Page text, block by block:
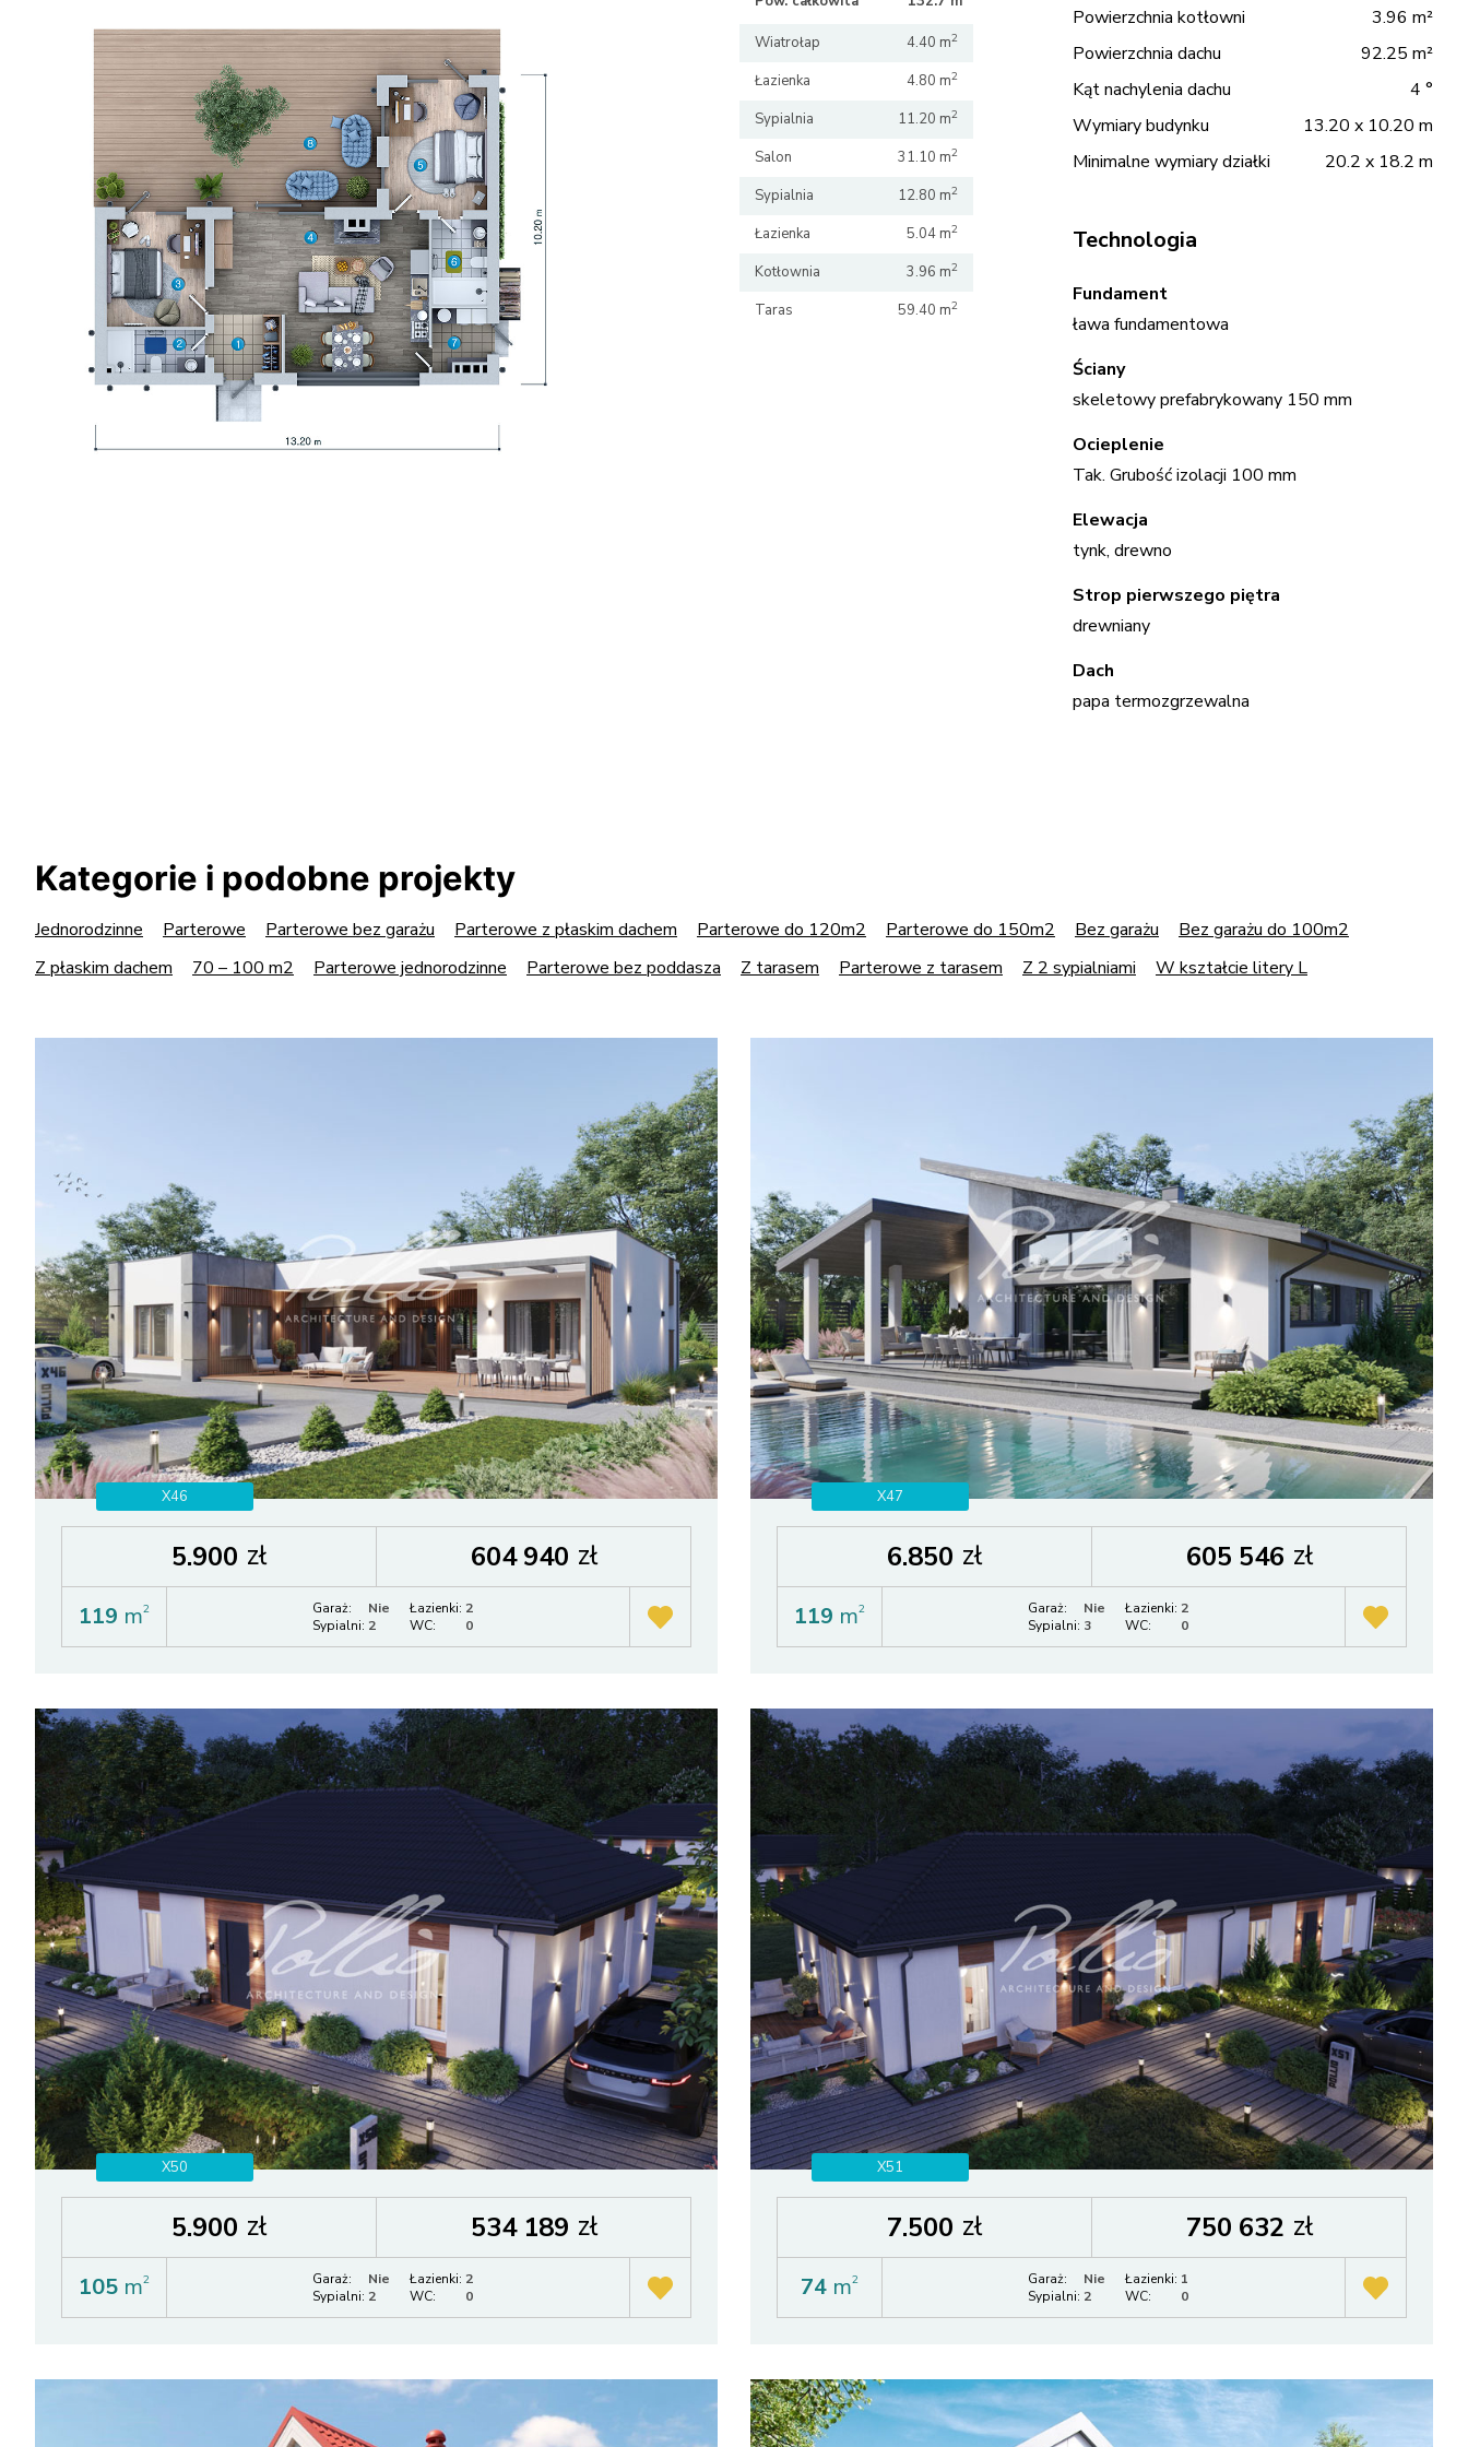
Powierzchnia kotłowni
3.96 m²
Powierzchnia dachu
92.25 m²
Kąt nachylenia dachu
4 °
Wymiary budynku
13.20 x 10.20 m
Minimalne wymiary działki
20.2 x 18.2 m
Technologia
Fundament
ława fundamentowa
Ściany
skeletowy prefabrykowany 150 mm
Ocieplenie
Tak. Grubość izolacji 100 mm
Elewacja
tynk, drewno
Strop pierwszego piętra
drewniany
Dach
papa termozgrzewalna
Wiatrołap 4.40 m2
Łazienka 4.80 m2
Sypialnia 11.20 m2
Salon 31.10 m2
Sypialnia 12.80 m2
Łazienka 5.04 m2
Kotłownia 3.96 m2
Taras 59.40 m2
Kategorie i podobne projekty
Jednorodzinne Parterowe Parterowe bez garażu Parterowe z płaskim dachem Parterowe do 120m2 Parterowe do 150m2 Bez garażu
Bez garażu do 100m2
Z płaskim dachem
70 – 100 m2 Parterowe jednorodzinne Parterowe bez poddasza Z tarasem Parterowe z tarasem Z 2 sypialniami W kształcie litery L
X46
5.900 zł 604 940 zł
119 m2 Garaż:
Nie
Sypialni: 2
Łazienki: 2
WC:
0
X47
6.850 zł 605 546 zł
119 m2 Garaż:
Nie
Sypialni: 3
Łazienki: 2
WC:
0
X50
5.900 zł 534 189 zł
105 m2 Garaż:
Nie
Sypialni: 2
Łazienki: 2
WC:
0
X51
7.500 zł 750 632 zł
74 m2 Garaż:
Nie
Sypialni: 2
Łazienki: 1
WC:
0